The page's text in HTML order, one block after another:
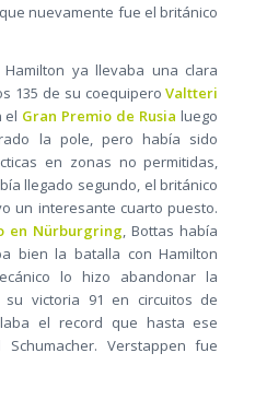
nuevamente fue el británico
Hamilton ya llevaba una clara
135 de su coequiperoValtteri
el Gran Premio de Rusia luego
la pole, pero había sido
en zonas no permitidas,
llegado segundo, el británico
un interesante cuarto puesto.
en Nürburgring, Bottas había
bien la batalla con Hamilton
lo hizo abandonar la
victoria 91 en circuitos de
el record que hasta ese
Verstappen fue